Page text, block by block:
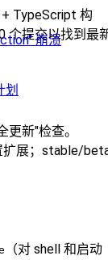
崩溃
划
TypeScript 构
个提交以找到最
更新"检查。
扩展；stable/
（对 shell 和启动